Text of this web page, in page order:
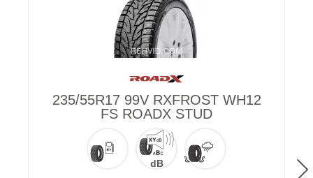
235/55R17 99V RXFROST WH12
FS ROADX STUD
dB